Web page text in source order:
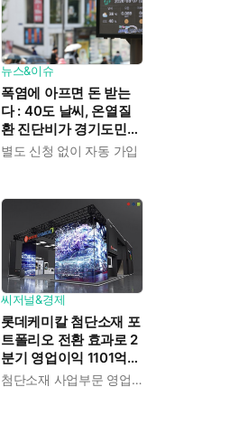
뉴스&이슈
폭염에 아프면 돈 받는
다 : 40도 날씨, 온열질
환 진단비가 경기도민에
게 주어진다
별도 신청 없이 자동 가입
씨저널&경제
롯데케미칼 첨단소재 포
트폴리오 전환 효과로 2
분기 영업이익 1101억으
로 흑자전환 성공 : 대산·첨단소재 사업부문 영업이익 1325억 원